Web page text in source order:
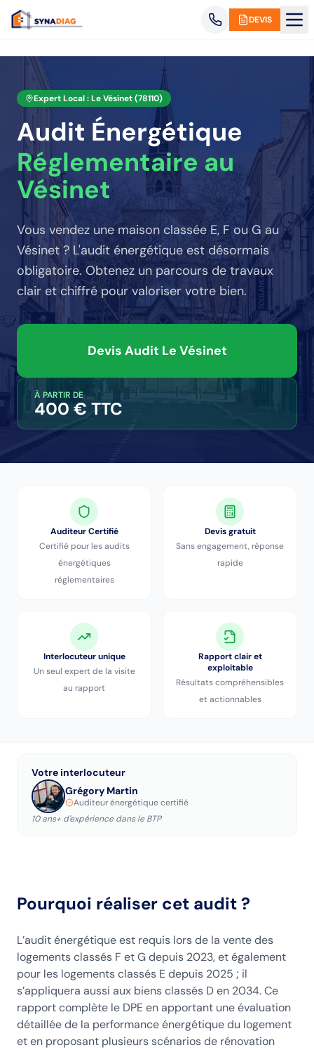
DEVIS
Expert Local :Le Vésinet(78110)
Audit Énergétique
Réglementaire au
Vésinet
Vous vendez une maison classée E, F ou G au
Vésinet ? L'audit énergétique est désormais
obligatoire. Obtenez un parcours de travaux
clair et chiffré pour valoriser votre bien.
Devis Audit Le Vésinet
À PARTIR DE
400 € TTC
Auditeur Certifié
Certifié pour les audits
énergétiques
réglementaires
Devis gratuit
Sans engagement, réponse
rapide
Interlocuteur unique
Un seul expert de la visite
au rapport
Rapport clair et
exploitable
Résultats compréhensibles
et actionnables
Votre interlocuteur
Grégory Martin
Auditeur énergétique certifié
10 ans+ d'expérience dans le BTP
Pourquoi réaliser cet audit ?
L’audit énergétique est requis lors de la vente des
logements classés F et G depuis 2023, et également
pour les logements classés E depuis 2025 ; il
s’appliquera aussi aux biens classés D en 2034. Ce
rapport complète le DPE en apportant une évaluation
détaillée de la performance énergétique du logement
et en proposant plusieurs scénarios de rénovation
Panneau de gestion des cookies